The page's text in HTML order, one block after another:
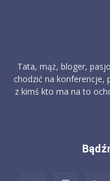
Tata, mąż, bloger,
chodzić na konferencje,
z kimś kto ma na to